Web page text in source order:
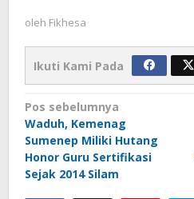
oleh Fikhesa
Ikuti Kami Pada
Navigasi
pos
Pos sebelumnya
Waduh, Kemenag
Sumenep Miliki Hutang
Honor Guru Sertifikasi
Sejak 2014 Silam